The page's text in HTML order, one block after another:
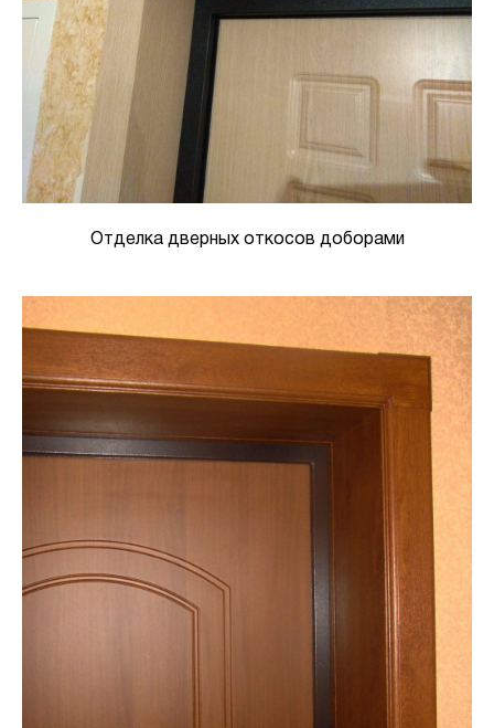
Отделка дверных откосов доборами